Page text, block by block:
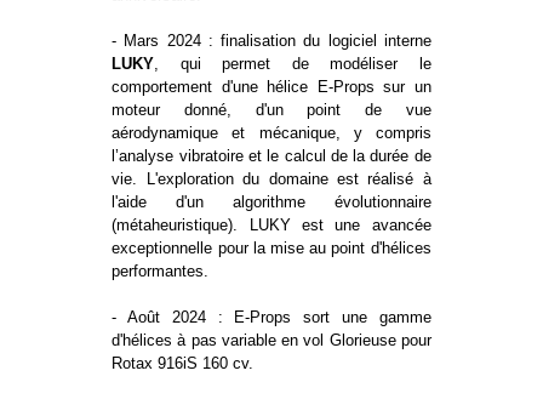
- Mars 2024 : finalisation du logiciel interne
LUKY, qui permet de modéliser le
comportement d'une hélice E-Props sur un
moteur donné, d'un point de vue
aérodynamique et mécanique, y compris
l’analyse vibratoire et le calcul de la durée de
vie. L'exploration du domaine est réalisé à
l'aide d'un algorithme évolutionnaire
(métaheuristique). LUKY est une avancée
exceptionnelle pour la mise au point d'hélices
performantes.
- Août 2024 : E-Props sort une gamme
d'hélices à pas variable en vol Glorieuse pour
Rotax 916iS 160 cv.